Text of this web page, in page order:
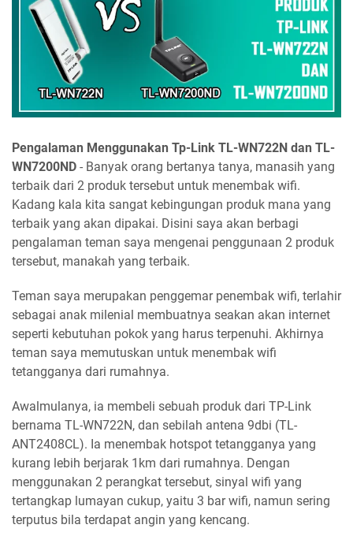
Pengalaman Menggunakan Tp-Link TL-WN722N dan TL-
WN7200ND - Banyak orang bertanya tanya, manasih yang
terbaik dari 2 produk tersebut untuk menembak wifi.
Kadang kala kita sangat kebingungan produk mana yang
terbaik yang akan dipakai. Disini saya akan berbagi
pengalaman teman saya mengenai penggunaan 2 produk
tersebut, manakah yang terbaik.
Teman saya merupakan penggemar penembak wifi, terlahir
sebagai anak milenial membuatnya seakan akan internet
seperti kebutuhan pokok yang harus terpenuhi. Akhirnya
teman saya memutuskan untuk menembak wifi
tetangganya dari rumahnya.
Awalmulanya, ia membeli sebuah produk dari TP-Link
bernama TL-WN722N, dan sebilah antena 9dbi (TL-
ANT2408CL). Ia menembak hotspot tetangganya yang
kurang lebih berjarak 1km dari rumahnya. Dengan
menggunakan 2 perangkat tersebut, sinyal wifi yang
tertangkap lumayan cukup, yaitu 3 bar wifi, namun sering
terputus bila terdapat angin yang kencang.